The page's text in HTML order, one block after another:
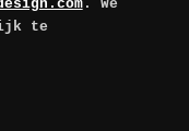
. We
te